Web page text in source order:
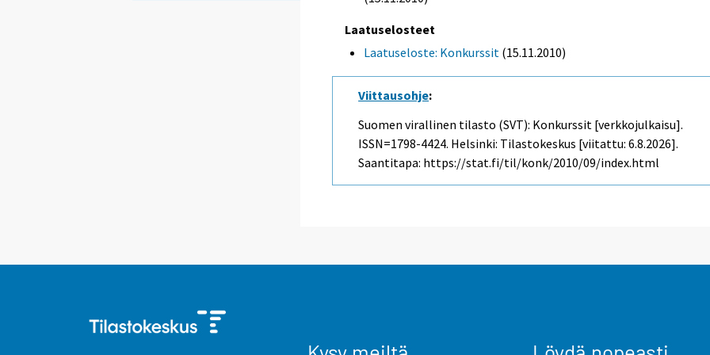
Laatuselosteet
Laatuseloste: Konkurssit (15.11.2010)
Viittausohje:
Suomen virallinen tilasto (SVT): Konkurssit [verkkojulkaisu].
ISSN=1798-4424. Helsinki: Tilastokeskus [viitattu: 6.8.2026].
Saantitapa: https://stat.fi/til/konk/2010/09/index.html